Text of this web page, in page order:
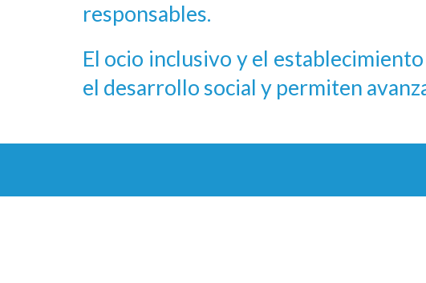
responsables.
El ocio inclusivo y el
el desarrollo social y permiten